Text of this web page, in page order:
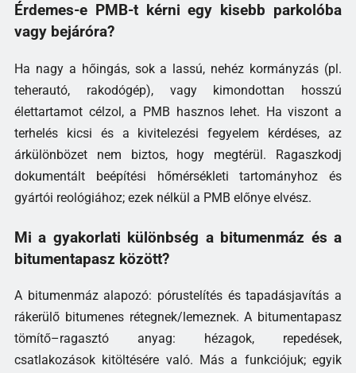
Érdemes-e PMB-t kérni egy kisebb parkolóba
vagy bejáróra?
Ha nagy a hőingás, sok a lassú, nehéz kormányzás (pl.
teherautó, rakodógép), vagy kimondottan hosszú
élettartamot célzol, a PMB hasznos lehet. Ha viszont a
terhelés kicsi és a kivitelezési fegyelem kérdéses, az
árkülönbözet nem biztos, hogy megtérül. Ragaszkodj
dokumentált beépítési hőmérsékleti tartományhoz és
gyártói reológiához; ezek nélkül a PMB előnye elvész.
Mi a gyakorlati különbség a bitumenmáz és a
bitumentapasz között?
A bitumenmáz alapozó: pórustelítés és tapadásjavítás a
rákerülő bitumenes rétegnek/lemeznek. A bitumentapasz
tömítő–ragasztó anyag: hézagok, repedések,
csatlakozások kitöltésére való. Más a funkciójuk; egyik